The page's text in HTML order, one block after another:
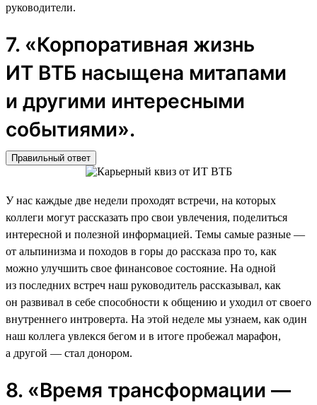
руководители.
7. «Корпоративная жизнь
ИТ ВТБ насыщена митапами
и другими интересными
событиями».
Правильный ответ
У нас каждые две недели проходят встречи, на которых
коллеги могут рассказать про свои увлечения, поделиться
интересной и полезной информацией. Темы самые разные —
от альпинизма и походов в горы до рассказа про то, как
можно улучшить свое финансовое состояние. На одной
из последних встреч наш руководитель рассказывал, как
он развивал в себе способности к общению и уходил от своего
внутреннего интроверта. На этой неделе мы узнаем, как один
наш коллега увлекся бегом и в итоге пробежал марафон,
а другой — стал донором.
8. «Время трансформации —